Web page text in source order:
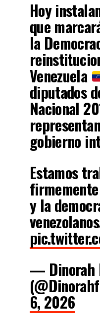
Hoy
que
la
Venezuela
diputados
Nacional
gobierno
Estamos
y la
— Dinorah
6, 2026